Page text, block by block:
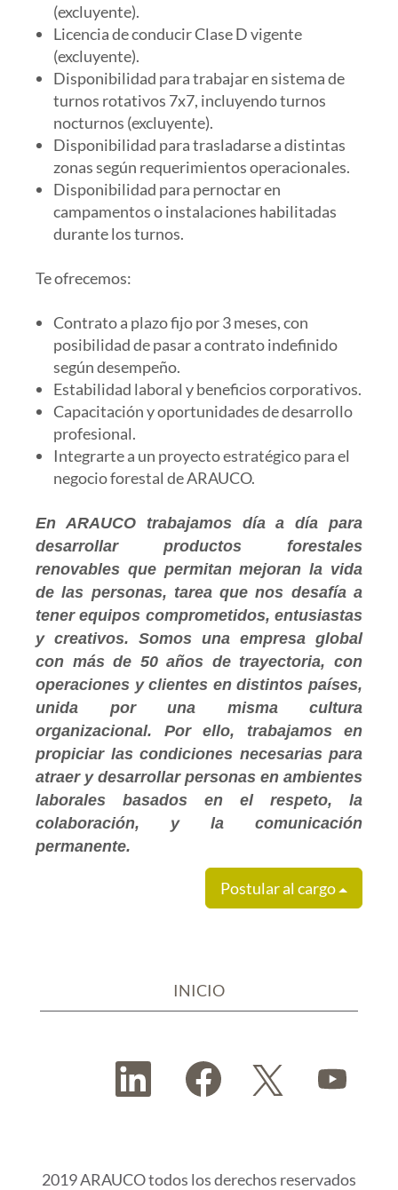
(excluyente).
Licencia de conducir Clase D vigente
(excluyente).
Disponibilidad para trabajar en sistema de
turnos rotativos 7x7, incluyendo turnos
nocturnos (excluyente).
Disponibilidad para trasladarse a distintas
zonas según requerimientos operacionales.
Disponibilidad para pernoctar en
campamentos o instalaciones habilitadas
durante los turnos.
Te ofrecemos:
Contrato a plazo fijo por 3 meses, con
posibilidad de pasar a contrato indefinido
según desempeño.
Estabilidad laboral y beneficios corporativos.
Capacitación y oportunidades de desarrollo
profesional.
Integrarte a un proyecto estratégico para el
negocio forestal de ARAUCO.
En ARAUCO trabajamos día a día para
desarrollar productos forestales
renovables que permitan mejoran la vida
de las personas, tarea que nos desafía a
tener equipos comprometidos, entusiastas
y creativos. Somos una empresa global
con más de 50 años de trayectoria, con
operaciones y clientes en distintos países,
unida por una misma cultura
organizacional. Por ello, trabajamos en
propiciar las condiciones necesarias para
atraer y desarrollar personas en ambientes
laborales basados en el respeto, la
colaboración, y la comunicación
permanente.
Postular al cargo
INICIO
S
a
n
S
e
n
S
e
n
n
2019 ARAUCO todos los derechos reservados